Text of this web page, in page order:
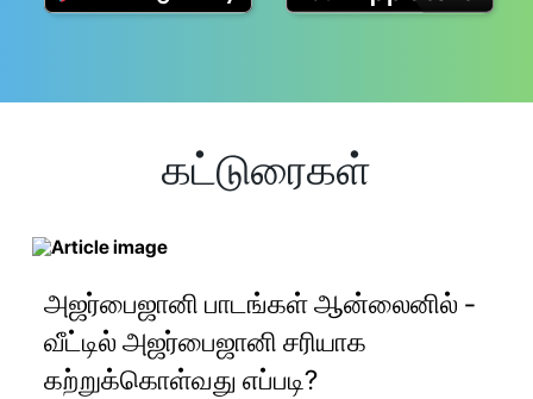
கட்டுரைகள்
அஜர்பைஜானி பாடங்கள் ஆன்லைனில் -
வீட்டில் அஜர்பைஜானி சரியாக
கற்றுக்கொள்வது எப்படி?